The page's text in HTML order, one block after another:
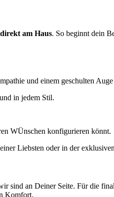
am Haus. So beginnt dein
und einem geschulten
in jedem Stil.
WÜnschen konfigurieren könnt.
Liebsten oder in der
sind an Deiner Seite. Für die
Komfort.